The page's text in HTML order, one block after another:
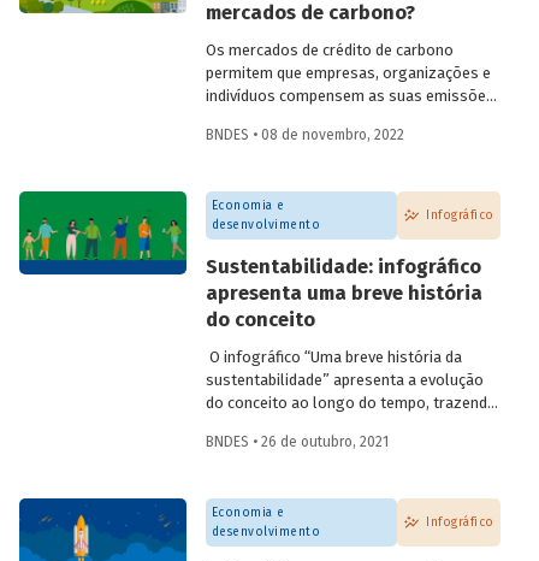
mercados de carbono?
Os mercados de crédito de carbono
permitem que empresas, organizações e
indivíduos compensem as suas emissões
da aquisição de créditos gerados por
captura de carbono. A ideia por trás deles
é transferir o custo social das emissões
para os agentes emissores, ajudando a
conter o aquecimento global e as
mudanças climáticas.
BNDES • 08 de novembro, 2022
Economia e
desenvolvimento
Infográfico
Sustentabilidade: infográfico
apresenta uma breve história
do conceito
O infográfico “Uma breve história da
sustentabilidade” apresenta a evolução
do conceito ao longo do tempo, trazendo
no esforço global em prol do
BNDES • 26 de outubro, 2021
Economia e
desenvolvimento
Infográfico